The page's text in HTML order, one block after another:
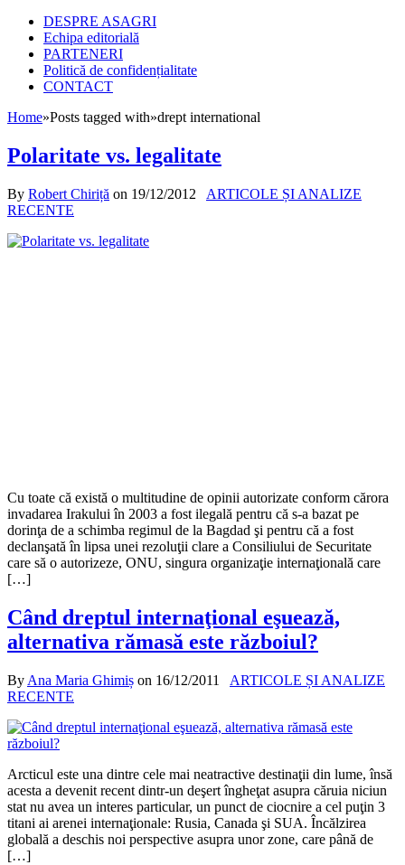
DESPRE ASAGRI
Echipa editorială
PARTENERI
Politică de confidențialitate
CONTACT
Home»Posts tagged with»drept international
Polaritate vs. legalitate
By Robert Chiriță on 19/12/2012
ARTICOLE ȘI ANALIZE
RECENTE
Cu toate că există o multitudine de opinii autorizate conform cărora
invadarea Irakului în 2003 a fost ilegală pentru că s-a bazat pe
dorinţa de a schimba regimul de la Bagdad şi pentru că a fost
declanşată în lipsa unei rezoluţii clare a Consiliului de Securitate
care să o autorizeze, ONU, singura organizaţie internaţională care
[…]
Când dreptul internaţional eşuează,
alternativa rămasă este războiul?
By Ana Maria Ghimiș on 16/12/2011
ARTICOLE ȘI ANALIZE
RECENTE
Arcticul este una dintre cele mai neatractive destinaţii din lume, însă
acesta a devenit recent dintr-un deşert îngheţat asupra căruia niciun
stat nu avea un interes particular, un punct de ciocnire a cel puţin 3
titani ai arenei internaţionale: Rusia, Canada şi SUA. Încălzirea
globală a deschis noi perspective asupra unor zone, care până de
[…]